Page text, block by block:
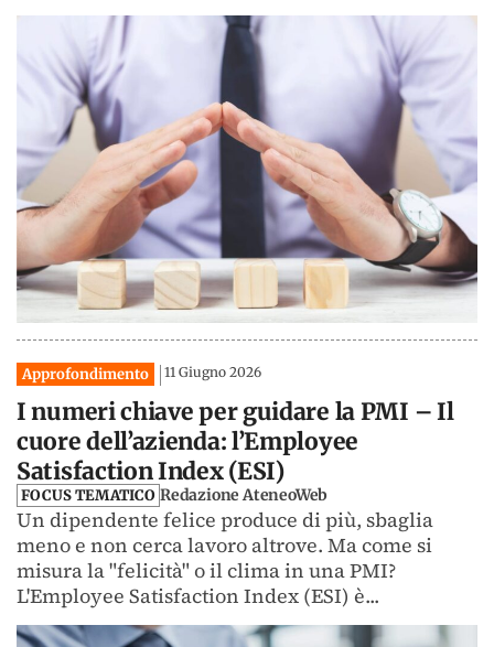
Approfondimento 11 Giugno 2026
I numeri chiave per guidare la PMI – Il
cuore dell’azienda: l’Employee
Satisfaction Index (ESI)
FOCUS TEMATICO Redazione AteneoWeb
Un dipendente felice produce di più, sbaglia
meno e non cerca lavoro altrove. Ma come si
misura la "felicità" o il clima in una PMI?
L'Employee Satisfaction Index (ESI) è...